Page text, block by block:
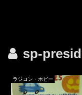
sp-
ラジコン・ホビー